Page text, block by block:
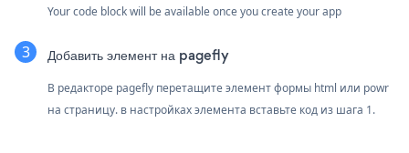
Your code block will be available once you create your app
Добавить элемент на pagefly
В редакторе pagefly перетащите элемент формы html или powr
на страницу. в настройках элемента вставьте код из шага 1.